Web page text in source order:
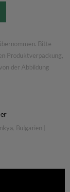
Aspartam (E951)
(E341iii)Bitte
Produktverpackung,
der Abbildung
Bulgarien